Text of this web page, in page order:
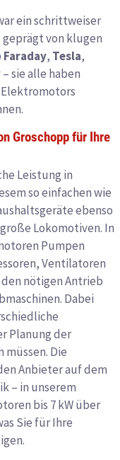
ein schrittweiser
geprägt von klugen
Faraday, Tesla,
– sie alle haben
Groschopp für Ihre
Leistung in
so einfachen wie
ebenso
Lokomotiven. In
Pumpen
Ventilatoren
nötigen Antrieb
Dabei
Planung der
Die
Anbieter auf dem
– in unserem
bis 7 kW über
Sie für Ihre